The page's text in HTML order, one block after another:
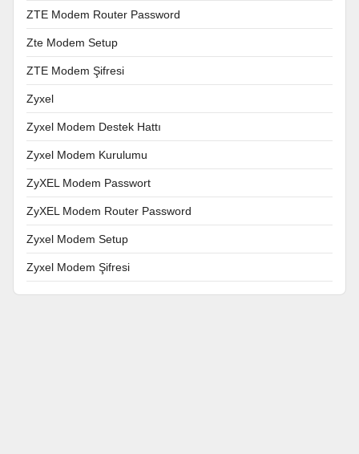
ZTE Modem Router Password
Zte Modem Setup
ZTE Modem Şifresi
Zyxel
Zyxel Modem Destek Hattı
Zyxel Modem Kurulumu
ZyXEL Modem Passwort
ZyXEL Modem Router Password
Zyxel Modem Setup
Zyxel Modem Şifresi